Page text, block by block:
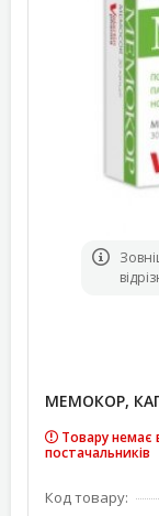
МЕМОКОР,
Товару немає
постачальників
Код товару: